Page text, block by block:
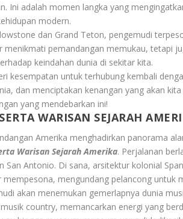
Ini adalah momen langka yang
modern.
dan Grand Teton, pengemudi
menikmati pemandangan memukau, tetapi
keindahan dunia di sekitar kita.
kesempatan untuk terhubung kembali
dan menciptakan kenangan yang akan
yang mendebarkan ini!
WARISAN SEJARAH
Amerika menghadirkan panorama
Warisan Sejarah Amerika. Perjalanan
San Antonio. Di sana, arsitektur kolonial
mengundang pelancong untuk
akan menemukan gemerlapnya dunia
country, memancarkan energi yang